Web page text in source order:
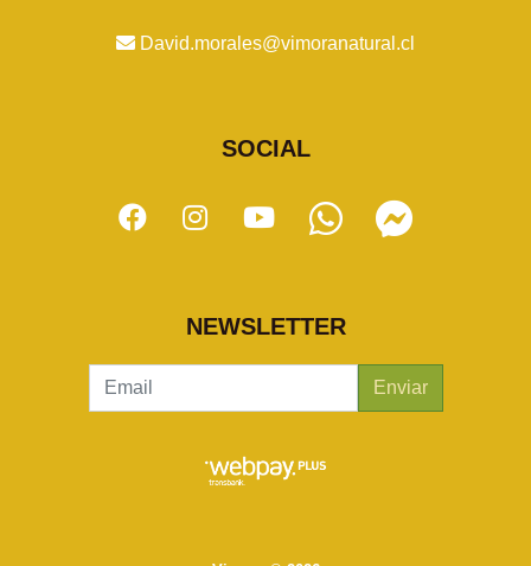
David.morales@vimoranatural.cl
SOCIAL
NEWSLETTER
Enviar